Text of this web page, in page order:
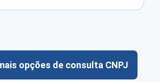
opções de consulta CNPJ